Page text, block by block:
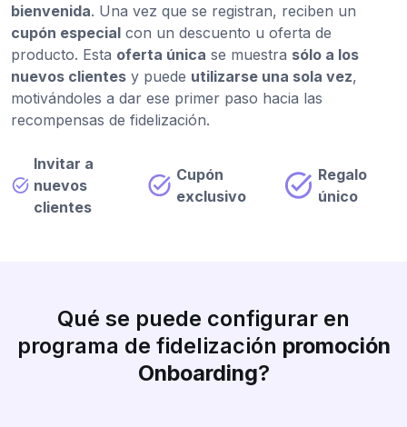
bienvenida. Una vez que se registran, reciben un
cupón especial con un descuento u oferta de
producto. Esta oferta única se muestra sólo a los
nuevos clientes y puede utilizarse una sola vez,
motivándoles a dar ese primer paso hacia las
recompensas de fidelización.
Invitar a
nuevos
clientes
Cupón
exclusivo
Regalo
único
Qué se puede configurar en
programa de fidelización promoción
Onboarding?